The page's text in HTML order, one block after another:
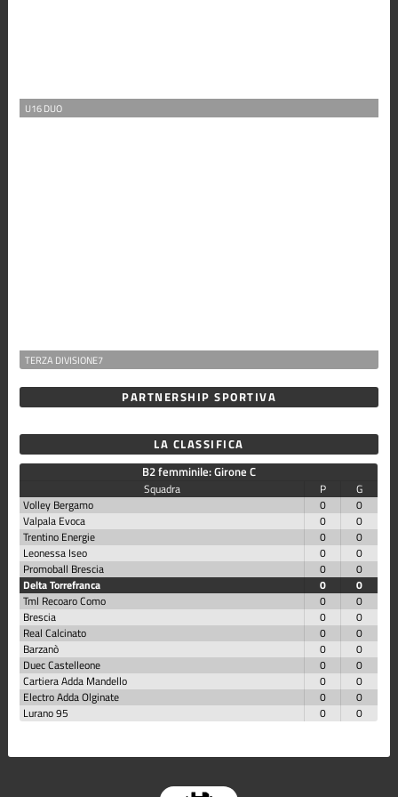
U16 DUO
TERZA DIVISIONE7
PARTNERSHIP SPORTIVA
LA CLASSIFICA
B2 femminile: Girone C
Squadra P
G
Volley Bergamo
0
0
Valpala Evoca
0
0
Trentino Energie
0
0
Leonessa Iseo
0
0
Promoball Brescia
0
0
Delta Torrefranca
0
0
Tml Recoaro Como
0
0
Brescia
0
0
Real Calcinato
0
0
Barzanò
0
0
Duec Castelleone
0
0
Cartiera Adda Mandello
0
0
Electro Adda Olginate
0
0
Lurano 95
0 0